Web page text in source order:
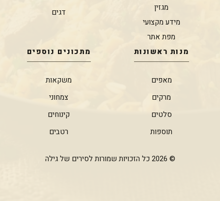
מגזין
מידע מקצועי
מפת אתר
דגים
מנות ראשונות
מאפים
מרקים
סלטים
תוספות
מתכונים נוספים
משקאות
צמחוני
קינוחים
רטבים
© 2026 כל הזכויות שמורות לסירים של גילה